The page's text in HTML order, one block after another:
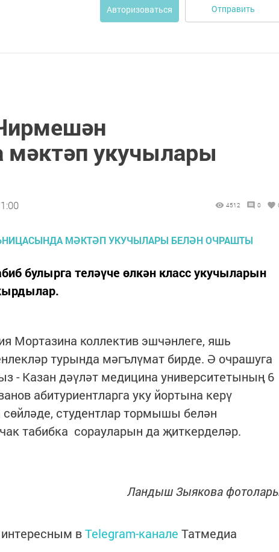
Авторизоваться Отправить
мәктәп укучылары
4512 0
булырга теләүче өлкән класс укучыларын
Мортазина коллектив эшчәнлеге, яшь
турында мәгълүмат бирде. Ә очрашуга
- Казан дәүләт медицина университетының 6
абитуриентларга уку йортына керү
студентлар тормышы белән
табибка сорауларын да җиткерделәр.
Ландыш Зыякова
вTelegram-канале Татмедиа